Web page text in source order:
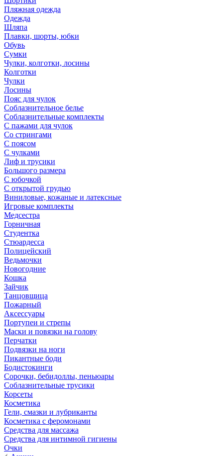
Пляжная одежда
Одежда
Шляпа
Плавки, шорты, юбки
Обувь
Сумки
Чулки, колготки, лосины
Колготки
Чулки
Лосины
Пояс для чулок
Соблазнительное белье
Соблазнительные комплекты
С пажами для чулок
Со стрингами
С поясом
С чулками
Лиф и трусики
Большого размера
С юбочкой
С открытой грудью
Виниловые, кожаные и латексные
Игровые комплекты
Медсестра
Горничная
Студентка
Стюардесса
Полицейский
Ведьмочки
Новогодние
Кошка
Зайчик
Танцовщица
Пожарный
Аксессуары
Портупеи и стрепы
Маски и повязки на голову
Перчатки
Подвязки на ноги
Пикантные боди
Бодистокинги
Сорочки, бебидоллы, пеньюары
Соблазнительные трусики
Корсеты
Косметика
Гели, смазки и лубриканты
Косметика с феромонами
Средства для массажа
Средства для интимной гигиены
Очки